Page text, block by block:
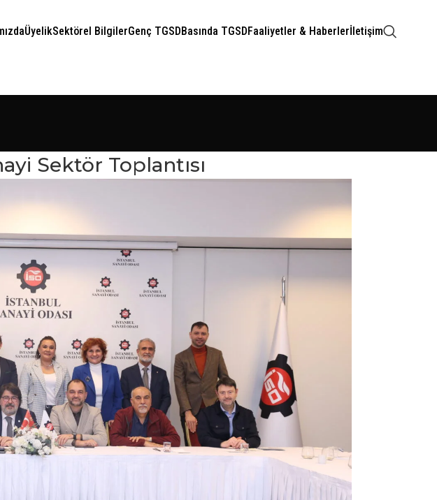
ÜyelikSektörel BilgilerGenç TGSDBasında TGSDFaaliyetler & Haberlerİletişim
Sektör Toplantısı